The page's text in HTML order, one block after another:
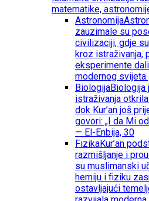
matematike,
Astronomija
zauzimale su
civilizaciji, gdje
kroz istraživanja,
eksperimente
modernog svijeta.
BiologijaBiologija
istraživanja
dok Kur’an još
govori: „I da Mi
— El-Enbija, 30
FizikaKur’an
razmišljanje i
su muslimanski
hemiju i fiziku
ostavljajući